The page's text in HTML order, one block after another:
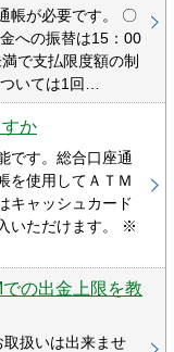
帳が必要です。 〇
への振替は15：00
で支払限度額の制
いては1回…
か
です。総合口座通
を使用してＡＴＭ
キャッシュカード
いただけます。 ※
の出金上限を教
扱いは出来ませ